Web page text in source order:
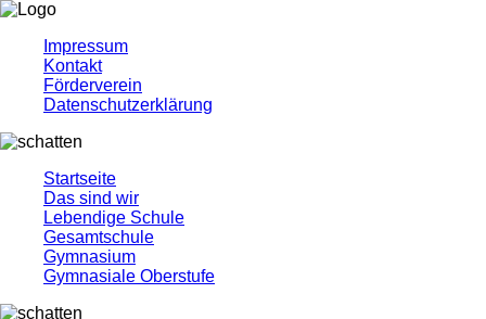
Impressum
Kontakt
Förderverein
Datenschutzerklärung
Startseite
Das sind wir
Lebendige Schule
Gesamtschule
Gymnasium
Gymnasiale Oberstufe